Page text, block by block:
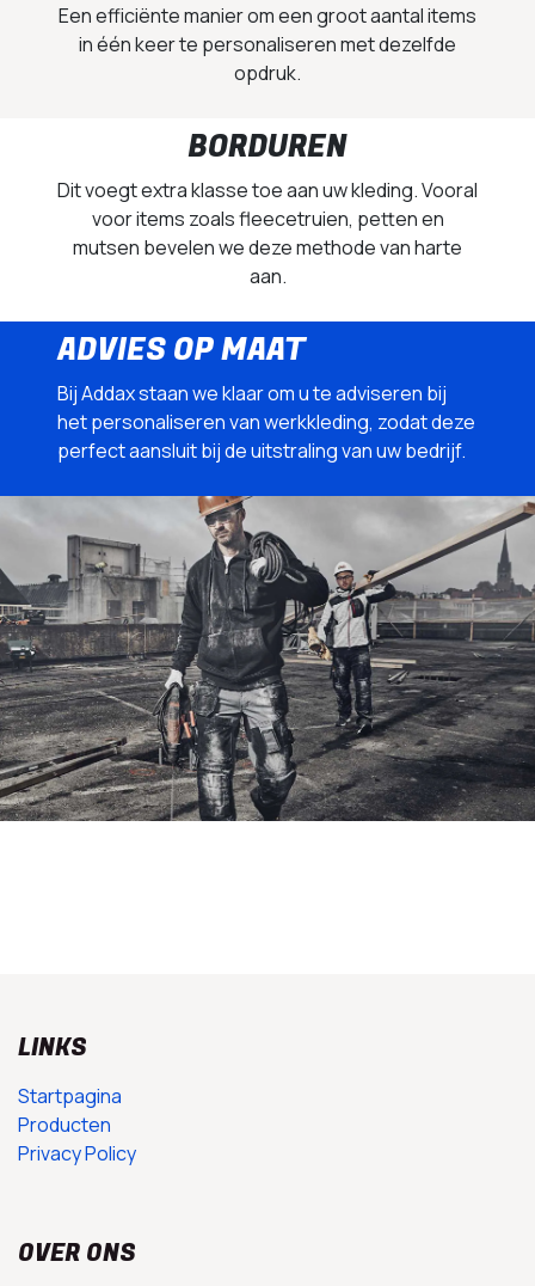
Een efficiënte manier om een groot aantal items
in één keer te personaliseren met dezelfde
opdruk.
BORDUREN
Dit voegt extra klasse toe aan uw kleding. Vooral
voor items zoals fleecetruien, petten en
mutsen bevelen we deze methode van harte
aan.
ADVIES OP MAAT
Bij Addax staan we klaar om u te adviseren bij
het personaliseren van werkkleding, zodat deze
perfect aansluit bij de uitstraling van uw bedrijf.
LINKS
Startpagina
Producten
Privacy Policy
OVER ONS